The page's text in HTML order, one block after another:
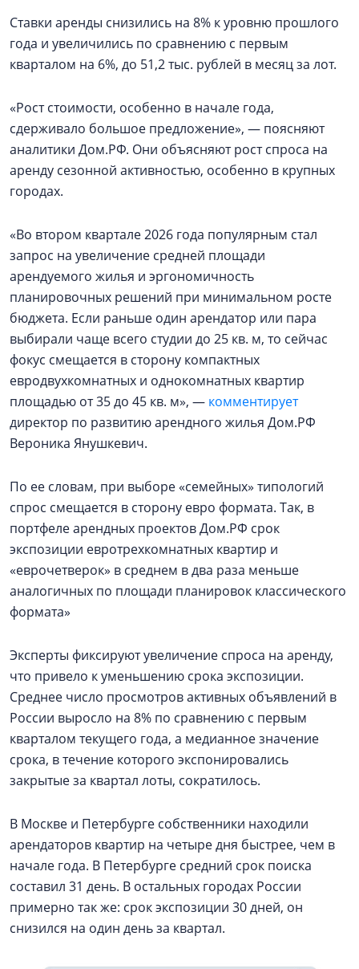
Ставки аренды снизились на 8% к уровню прошлого
года и увеличились по сравнению с первым
кварталом на 6%, до 51,2 тыс. рублей в месяц за лот.
«Рост стоимости, особенно в начале года,
сдерживало большое предложение», — поясняют
аналитики Дом.РФ. Они объясняют рост спроса на
аренду сезонной активностью, особенно в крупных
городах.
«Во втором квартале 2026 года популярным стал
запрос на увеличение средней площади
арендуемого жилья и эргономичность
планировочных решений при минимальном росте
бюджета. Если раньше один арендатор или пара
выбирали чаще всего студии до 25 кв. м, то сейчас
фокус смещается в сторону компактных
евродвухкомнатных и однокомнатных квартир
площадью от 35 до 45 кв. м», — комментирует
директор по развитию арендного жилья Дом.РФ
Вероника Янушкевич.
По ее словам, при выборе «семейных» типологий
спрос смещается в сторону евро формата. Так, в
портфеле арендных проектов Дом.РФ срок
экспозиции евротрехкомнатных квартир и
«еврочетверок» в среднем в два раза меньше
аналогичных по площади планировок классического
формата»
Эксперты фиксируют увеличение спроса на аренду,
что привело к уменьшению срока экспозиции.
Среднее число просмотров активных объявлений в
России выросло на 8% по сравнению с первым
кварталом текущего года, а медианное значение
срока, в течение которого экспонировались
закрытые за квартал лоты, сократилось.
В Москве и Петербурге собственники находили
арендаторов квартир на четыре дня быстрее, чем в
начале года. В Петербурге средний срок поиска
составил 31 день. В остальных городах России
примерно так же: срок экспозиции 30 дней, он
снизился на один день за квартал.